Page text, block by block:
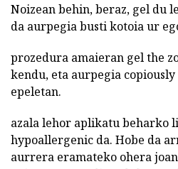
Noizean behin, beraz, gel du
da aurpegia busti kotoia ur
prozedura amaieran gel the
kendu, eta aurpegia
epeletan.
azala lehor aplikatu beharko
hypoallergenic da. Hobe da
aurrera eramateko ohera